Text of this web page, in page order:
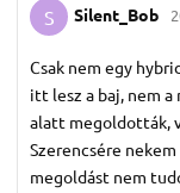
S Silent_Bob
Csak nem egy
itt lesz a baj, nem
alatt megoldották,
Szerencsére
megoldást nem